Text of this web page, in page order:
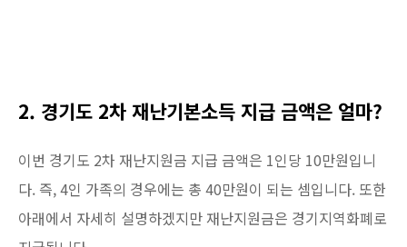
2. 경기도 2차 재난기본소득 지급 금액은 얼마?
이번 경기도 2차 재난지원금 지급 금액은 1인당 10만원입니
다. 즉, 4인 가족의 경우에는 총 40만원이 되는 셈입니다. 또한
아래에서 자세히 설명하겠지만 재난지원금은 경기지역화폐로